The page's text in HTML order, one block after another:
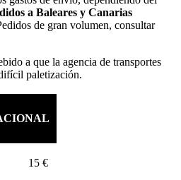
a Baleares y Canarias
de gran volumen, consultar
a que la agencia de transportes
paletización.
15 €